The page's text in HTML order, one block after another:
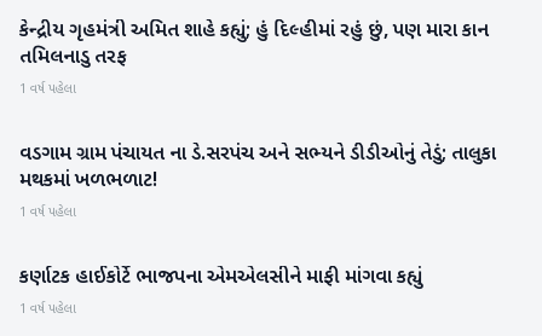
રાજકારણ
કેન્દ્રીય ગૃહમંત્રી અમિત શાહે કહ્યું; હું દિલ્હીમાં રહું છું, પણ મારા કાન
તમિલનાડુ તરફ
1 વર્ષ પહેલા
બનાસકાંઠા
વડગામ ગ્રામ પંચાયત ના ડે.સરપંચ અને સભ્યને ડીડીઓનું તેડું; તાલુકા
મથકમાં ખળભળાટ!
1 વર્ષ પહેલા
રાષ્ટ્રીય
કર્ણાટક હાઈકોર્ટે ભાજપના એમએલસીને માફી માંગવા કહ્યું
1 વર્ષ પહેલા